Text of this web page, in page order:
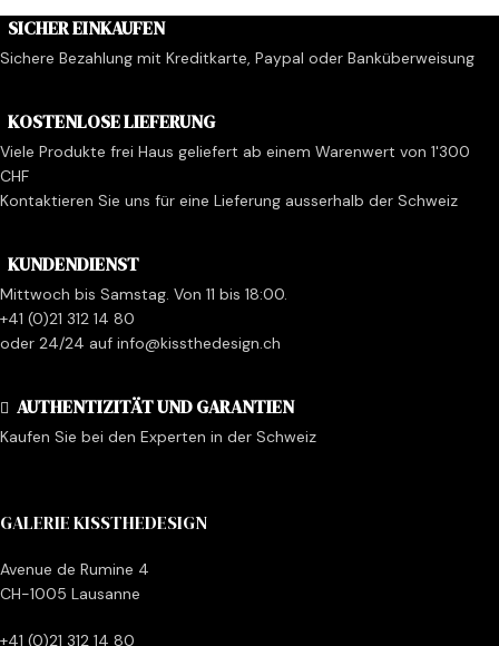
SICHER EINKAUFEN
Sichere Bezahlung mit Kreditkarte, Paypal oder Banküberweisung
KOSTENLOSE LIEFERUNG
Viele Produkte frei Haus geliefert ab einem Warenwert von 1'300
CHF
Kontaktieren Sie uns für eine Lieferung ausserhalb der Schweiz
KUNDENDIENST
Mittwoch bis Samstag. Von 11 bis 18:00.
+41 (0)21 312 14 80
oder 24/24 auf info@kissthedesign.ch
AUTHENTIZITÄT UND GARANTIEN
Kaufen Sie bei den Experten in der Schweiz
GALERIE KISSTHEDESIGN
Avenue de Rumine 4
CH-1005 Lausanne
+41 (0)21 312 14 80